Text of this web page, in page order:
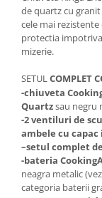
de quartz cu
cele mai
protectia
mizerie.
SETULCOMPLET
-chiuveta
Quartzsau negru
-2 ventiluri de
ambele cu
–setul complet
-bateria
neagra metalic
categoria baterii